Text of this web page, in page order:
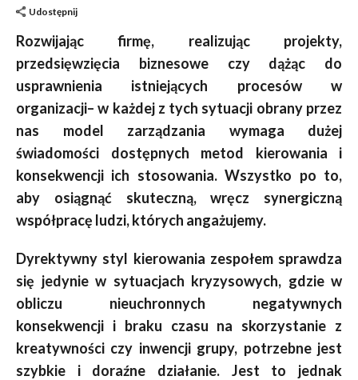
Udostępnij
Rozwijając firmę, realizując projekty,
przedsięwzięcia biznesowe czy dążąc do
usprawnienia istniejących procesów w
organizacji– w każdej z tych sytuacji obrany przez
nas model zarządzania wymaga dużej
świadomości dostępnych metod kierowania i
konsekwencji ich stosowania. Wszystko po to,
aby osiągnąć skuteczną, wręcz synergiczną
współpracę ludzi, których angażujemy.
Dyrektywny styl kierowania zespołem sprawdza
się jedynie w sytuacjach kryzysowych, gdzie w
obliczu nieuchronnych negatywnych
konsekwencji i braku czasu na skorzystanie z
kreatywności czy inwencji grupy, potrzebne jest
szybkie i doraźne działanie. Jest to jednak